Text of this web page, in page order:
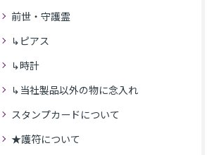
前世・守護霊
↳ピアス
↳時計
↳当社製品以外の物に念入れ
スタンプカードについて
★護符について